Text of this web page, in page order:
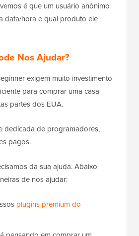
é que um usuário anônimo
data/hora e qual produto ele
Nos Ajudar?
exigem muito investimento
para comprar uma casa
partes dos EUA.
dedicada de programadores,
pagos.
da sua ajuda. Abaixo
de nos ajudar:
plugins premium do